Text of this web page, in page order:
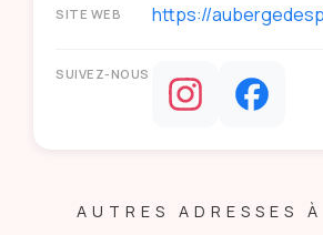
SITE WEB https://
SUIVEZ-NOUS
AUTRES ADRESSES